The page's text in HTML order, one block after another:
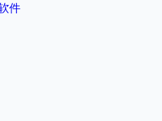
件